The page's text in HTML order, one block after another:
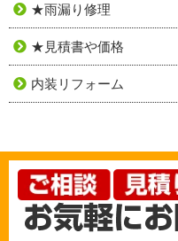
★雨漏り修理
★見積書や価格
内装リフォーム